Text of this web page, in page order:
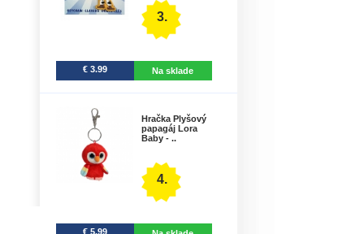
3.
€ 3.99 Na sklade
Hračka Plyšový
papagáj Lora
Baby - ..
4.
€ 5.99